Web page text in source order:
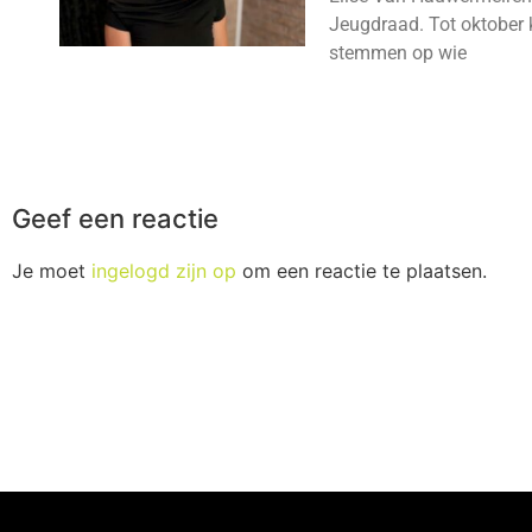
Jeugdraad. Tot oktober
stemmen op wie
Geef een reactie
Je moet ingelogd zijn op om een reactie te plaatsen.